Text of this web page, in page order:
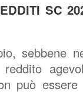
SC
sebbene
può